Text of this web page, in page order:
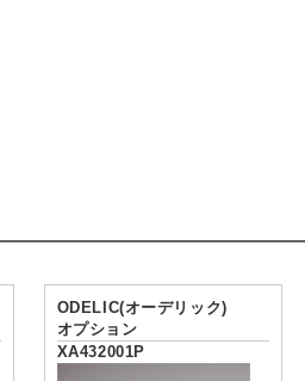
ODELIC(オーデリック)
オプション
XA432001P